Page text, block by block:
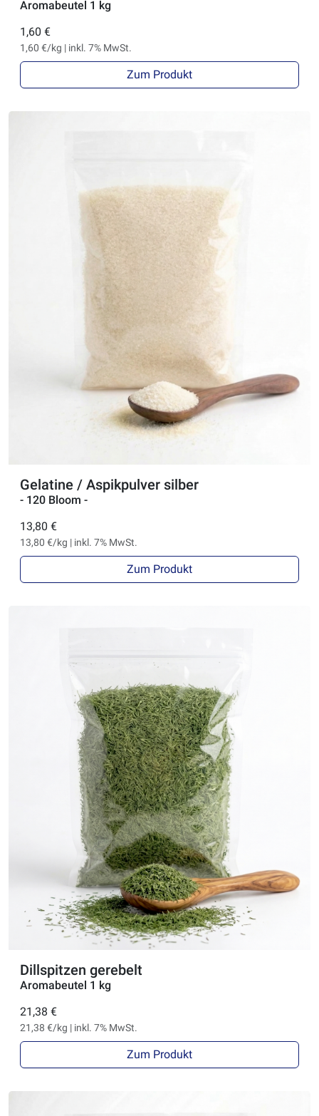
Aromabeutel 1 kg
1,60 €
1,60 €/kg | inkl. 7% MwSt.
Zum Produkt
Gelatine / Aspikpulver silber
- 120 Bloom -
13,80 €
13,80 €/kg | inkl. 7% MwSt.
Zum Produkt
Dillspitzen gerebelt
Aromabeutel 1 kg
21,38 €
21,38 €/kg | inkl. 7% MwSt.
Zum Produkt